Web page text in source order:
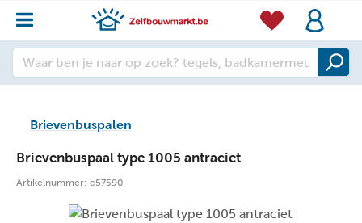
Brievenbuspalen
Brievenbuspaal type 1005 antraciet
Artikelnummer: c57590